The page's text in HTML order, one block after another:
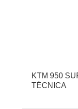
KTM 950
TÉCNICA